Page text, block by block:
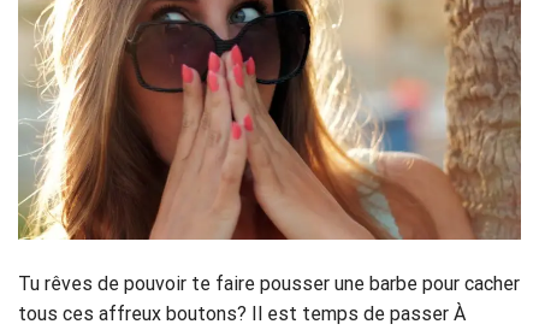
Tu rêves de pouvoir te faire pousser une barbe pour cacher
tous ces affreux boutons? Il est temps de passer À